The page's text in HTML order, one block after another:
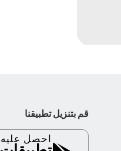
قم بتنزيل تطبيقنا
احصل عليه